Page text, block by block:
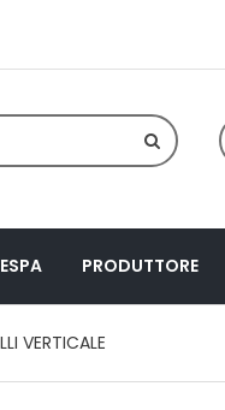
PRODUTTORE
VERTICALE